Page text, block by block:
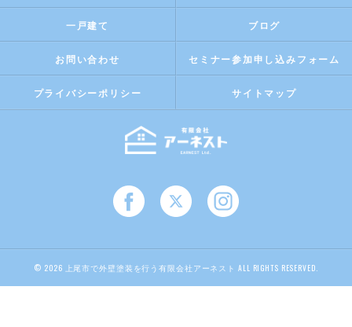
一戸建て ブログ
お問い合わせ セミナー参加申し込みフォーム
プライバシーポリシー サイトマップ
© 2026 上尾市で外壁塗装を行う有限会社アーネスト ALL RIGHTS RESERVED.